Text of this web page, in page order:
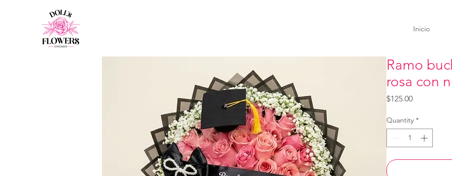
Inicio
Ramo
rosa con
$125.00Price
Quantity *